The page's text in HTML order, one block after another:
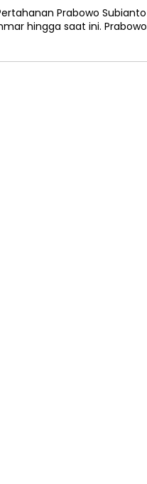
Pertahanan Prabowo
hingga saat ini.